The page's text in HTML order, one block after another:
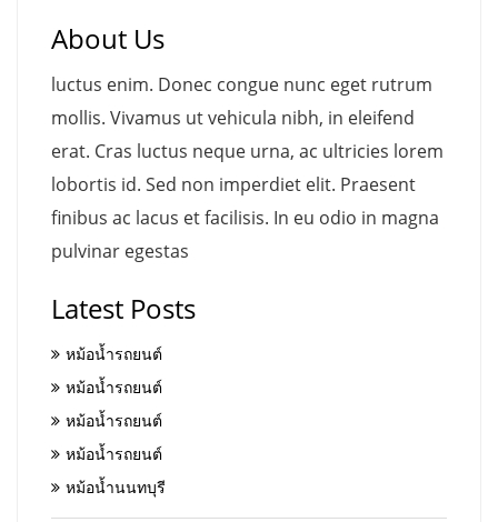
About Us
luctus enim. Donec congue nunc eget rutrum
mollis. Vivamus ut vehicula nibh, in eleifend
erat. Cras luctus neque urna, ac ultricies lorem
lobortis id. Sed non imperdiet elit. Praesent
finibus ac lacus et facilisis. In eu odio in magna
pulvinar egestas
Latest Posts
หม้อน้ำรถยนต์
หม้อน้ำรถยนต์
หม้อน้ำรถยนต์
หม้อน้ำรถยนต์
หม้อน้ำนนทบุรี